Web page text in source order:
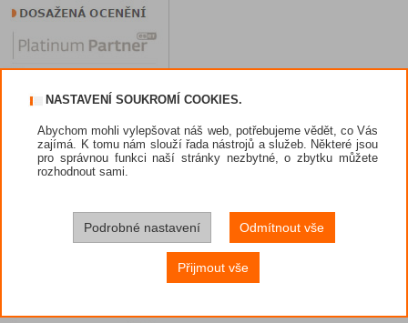
NASTAVENÍ SOUKROMÍ COOKIES.
Abychom mohli vylepšovat náš web, potřebujeme vědět, co Vás
zajímá. K tomu nám slouží řada nástrojů a služeb. Některé jsou
pro správnou funkci naší stránky nezbytné, o zbytku můžete
rozhodnout sami.
Podrobné nastavení Odmítnout vše
Přijmout vše